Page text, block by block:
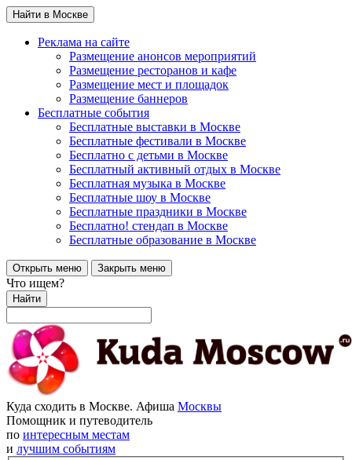
Найти в Москве
Реклама на сайте
Размещение анонсов мероприятий
Размещение ресторанов и кафе
Размещение мест и площадок
Размещение баннеров
Бесплатные события
Бесплатные выставки в Москве
Бесплатные фестивали в Москве
Бесплатно с детьми в Москве
Бесплатный активный отдых в Москве
Бесплатная музыка в Москве
Бесплатные шоу в Москве
Бесплатные праздники в Москве
Бесплатно! стендап в Москве
Бесплатные образование в Москве
Открыть меню Закрыть меню
Что ищем?
Найти
Куда сходить в Москве. Афиша Москвы
Помощник и путеводитель
по интересным местам
и лучшим событиям